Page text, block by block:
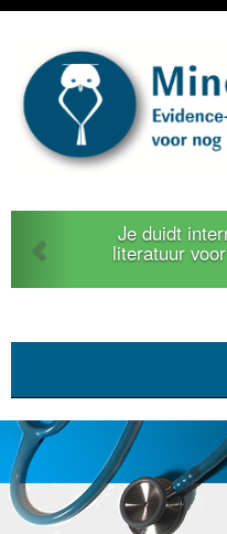
Je duidt
literatuur
Previous